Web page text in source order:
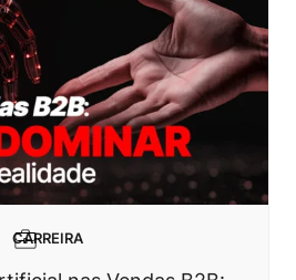
15 de maio de 2025
CARREIRA